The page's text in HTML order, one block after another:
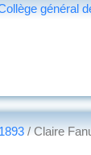
général
/ Claire